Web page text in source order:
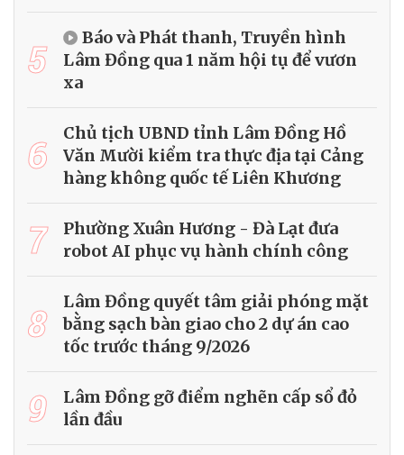
5
Báo và Phát thanh, Truyền hình
Lâm Đồng qua 1 năm hội tụ để vươn
xa
6
Chủ tịch UBND tỉnh Lâm Đồng Hồ
Văn Mười kiểm tra thực địa tại Cảng
hàng không quốc tế Liên Khương
7
Phường Xuân Hương - Đà Lạt đưa
robot AI phục vụ hành chính công
8
Lâm Đồng quyết tâm giải phóng mặt
bằng sạch bàn giao cho 2 dự án cao
tốc trước tháng 9/2026
9
Lâm Đồng gỡ điểm nghẽn cấp sổ đỏ
lần đầu